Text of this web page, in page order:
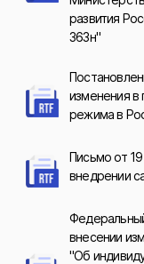
развития
363н"
изменения в
режима в
Письмо от
внедрении
внесении
"Об